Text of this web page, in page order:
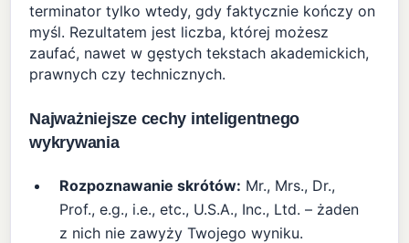
terminator tylko wtedy, gdy faktycznie kończy on
myśl. Rezultatem jest liczba, której możesz
zaufać, nawet w gęstych tekstach akademickich,
prawnych czy technicznych.
Najważniejsze cechy inteligentnego
wykrywania
Rozpoznawanie skrótów: Mr., Mrs., Dr.,
Prof., e.g., i.e., etc., U.S.A., Inc., Ltd. – żaden
z nich nie zawyży Twojego wyniku.